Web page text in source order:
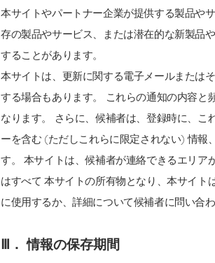
本サイトやパートナー企業が提供する製品や
存の製品やサービス、または潜在的な新製品
することがあります。
本サイトは、更新に関する電子メールまたは
する場合もあります。 これらの通知の内容と
なります。 さらに、候補者は、登録時に、
ーを含む (ただしこれらに限定されない) 情
す。 本サイトは、候補者が連絡できるエリア
はすべて 本サイトの所有物となり、本サイ
に使用するか、詳細について候補者に問い合
Ⅲ． 情報の保存期間